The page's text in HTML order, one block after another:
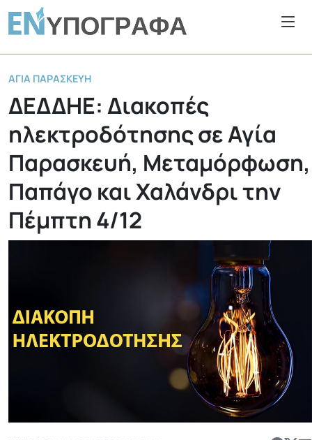
ΑΓΊΑ ΠΑΡΑΣΚΕΥΉ
ΔΕΔΔΗΕ: Διακοπές
ηλεκτροδότησης σε Αγία
Παρασκευή, Μεταμόρφωση,
Παπάγο και Χαλάνδρι την
Πέμπτη 4/12